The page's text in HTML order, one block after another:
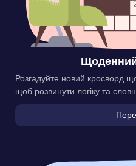
Розгадуйте новий кросворд
щоб розвинути логіку та